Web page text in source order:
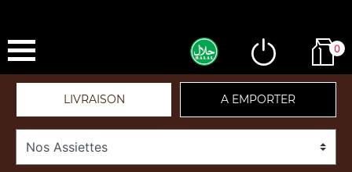
0
LIVRAISON A EMPORTER